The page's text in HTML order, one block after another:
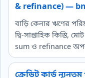
& refinance) —
বাড়ি কেনার ঋণের
দ্বি‑সাপ্তাহিক
sum ও refinance
ক্রেডিট কার্ড